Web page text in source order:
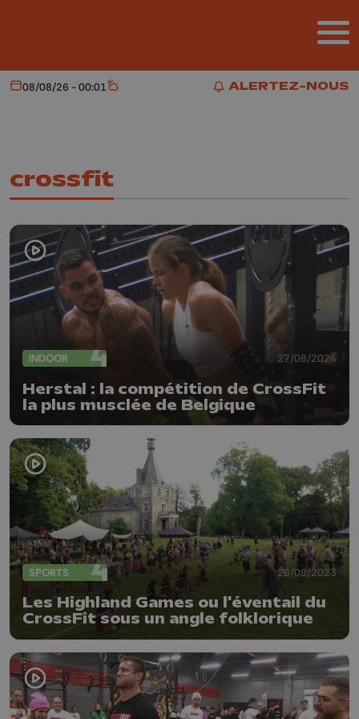
ALERTEZ-NOUS
ALERTEZ-NOUS
Aujourd'hui
08/08/26 - 00:01 Météo
crossfit
INDOOR 27/08/2024
Herstal : la compétition de CrossFit
la plus musclée de Belgique
SPORTS 26/08/2023
Les Highland Games ou l'éventail du
CrossFit sous un angle folklorique